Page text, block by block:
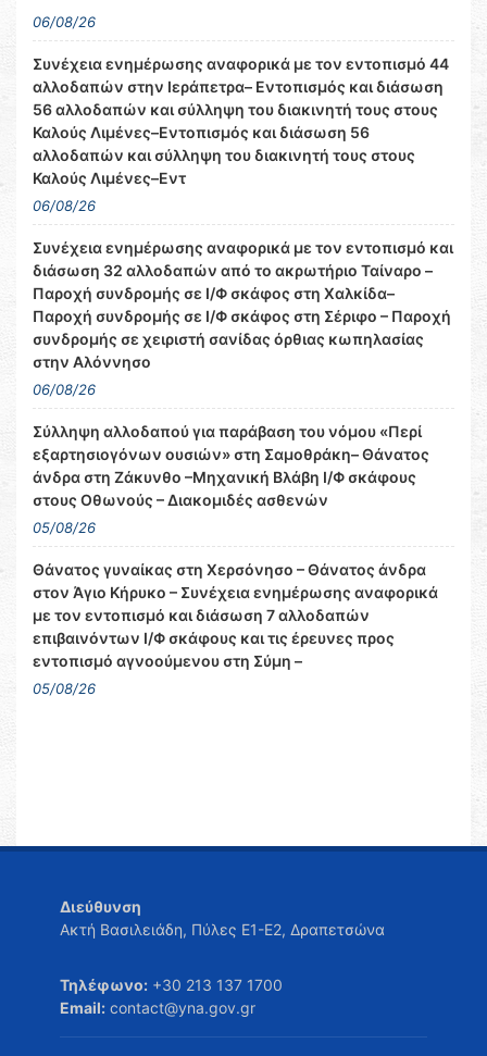
06/08/26
Συνέχεια ενημέρωσης αναφορικά με τον εντοπισμό 44
αλλοδαπών στην Ιεράπετρα– Εντοπισμός και διάσωση
56 αλλοδαπών και σύλληψη του διακινητή τους στους
Καλούς Λιμένες–Εντοπισμός και διάσωση 56
αλλοδαπών και σύλληψη του διακινητή τους στους
Καλούς Λιμένες–Εντ
06/08/26
Συνέχεια ενημέρωσης αναφορικά με τον εντοπισμό και
διάσωση 32 αλλοδαπών από το ακρωτήριο Ταίναρο –
Παροχή συνδρομής σε Ι/Φ σκάφος στη Χαλκίδα–
Παροχή συνδρομής σε Ι/Φ σκάφος στη Σέριφο – Παροχή
συνδρομής σε χειριστή σανίδας όρθιας κωπηλασίας
στην Αλόννησο
06/08/26
Σύλληψη αλλοδαπού για παράβαση του νόμου «Περί
εξαρτησιογόνων ουσιών» στη Σαμοθράκη– Θάνατος
άνδρα στη Ζάκυνθο –Μηχανική Βλάβη Ι/Φ σκάφους
στους Οθωνούς – Διακομιδές ασθενών
05/08/26
Θάνατος γυναίκας στη Χερσόνησο – Θάνατος άνδρα
στον Άγιο Κήρυκο – Συνέχεια ενημέρωσης αναφορικά
με τον εντοπισμό και διάσωση 7 αλλοδαπών
επιβαινόντων Ι/Φ σκάφους και τις έρευνες προς
εντοπισμό αγνοούμενου στη Σύμη –
05/08/26
Διεύθυνση
Ακτή Βασιλειάδη, Πύλες Ε1-Ε2, Δραπετσώνα
Τηλέφωνο: +30 213 137 1700
Email: contact@yna.gov.gr